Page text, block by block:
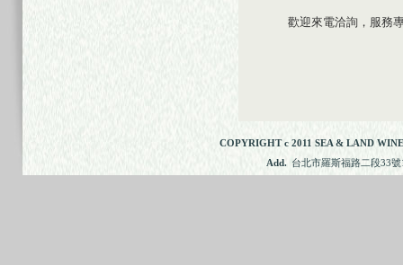
歡迎來電洽詢，服務
COPYRIGHT c 2011 SEA & LAND
Add. 台北市羅斯福路二段33號